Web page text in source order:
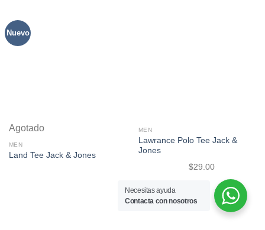
Nuevo
Agotado
MEN
Land Tee Jack & Jones
MEN
Lawrance Polo Tee Jack &
Jones
en4.50de
5
$29.00
Necesitas ayuda
Contacta con nosotros